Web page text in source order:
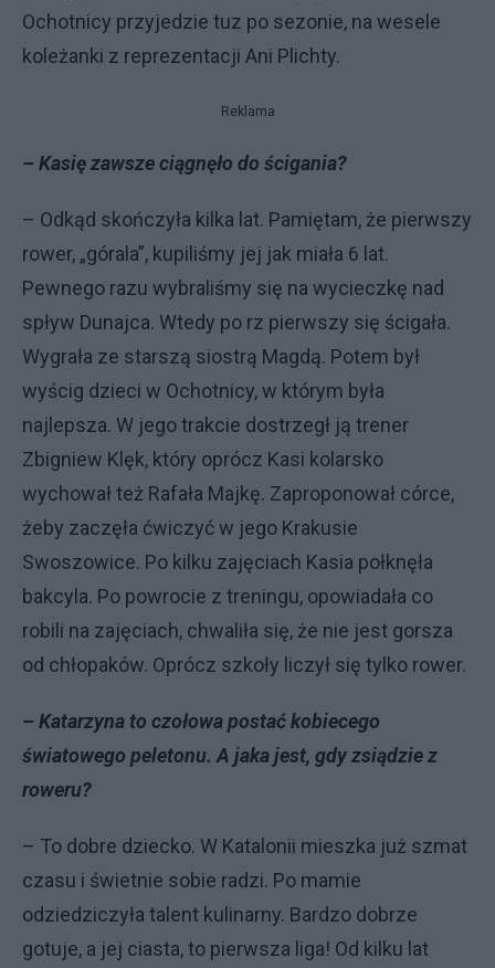
Ochotnicy przyjedzie tuz po sezonie, na wesele
koleżanki z reprezentacji Ani Plichty.
Reklama
– Kasię zawsze ciągnęło do ścigania?
– Odkąd skończyła kilka lat. Pamiętam, że pierwszy
rower, „górala”, kupiliśmy jej jak miała 6 lat.
Pewnego razu wybraliśmy się na wycieczkę nad
spływ Dunajca. Wtedy po rz pierwszy się ścigała.
Wygrała ze starszą siostrą Magdą. Potem był
wyścig dzieci w Ochotnicy, w którym była
najlepsza. W jego trakcie dostrzegł ją trener
Zbigniew Klęk, który oprócz Kasi kolarsko
wychował też Rafała Majkę. Zaproponował córce,
żeby zaczęła ćwiczyć w jego Krakusie
Swoszowice. Po kilku zajęciach Kasia połknęła
bakcyla. Po powrocie z treningu, opowiadała co
robili na zajęciach, chwaliła się, że nie jest gorsza
od chłopaków. Oprócz szkoły liczył się tylko rower.
– Katarzyna to czołowa postać kobiecego
światowego peletonu. A jaka jest, gdy zsiądzie z
roweru?
– To dobre dziecko. W Katalonii mieszka już szmat
czasu i świetnie sobie radzi. Po mamie
odziedziczyła talent kulinarny. Bardzo dobrze
gotuje, a jej ciasta, to pierwsza liga! Od kilku lat